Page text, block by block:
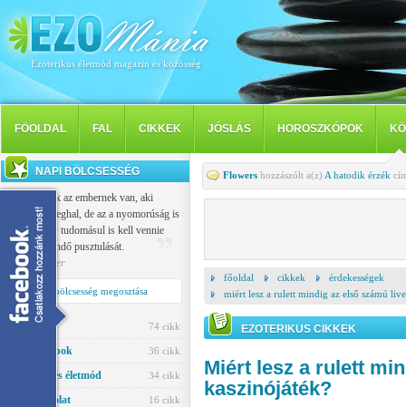
Ezoterikus életmód magazin és közösség
FÖOLDAL FAL CIKKEK JÓSLÁS HOROSZKÓPOK
NAPI BÖLCSESSÉG
Vallása csak az embernek van, aki
nemcsak meghal, de az a nyomorúság is
sújtja, hogy tudomásul is kell vennie
saját eljövendő pusztulását.
Popper Péter
Napi bölcsesség megosztása
Jóslás 74 cikk
Horoszkópok 36 cikk
Egészség és életmód 34 cikk
Párkapcsolat 16 cikk
Flowers hozzászólt a(z) A hatodik érzék
főoldal cikkek
érdekességek
miért lesz a rulett mindig az első számú
EZOTERIKUS CIKKEK
Miért lesz a rulett
kaszinójáték?